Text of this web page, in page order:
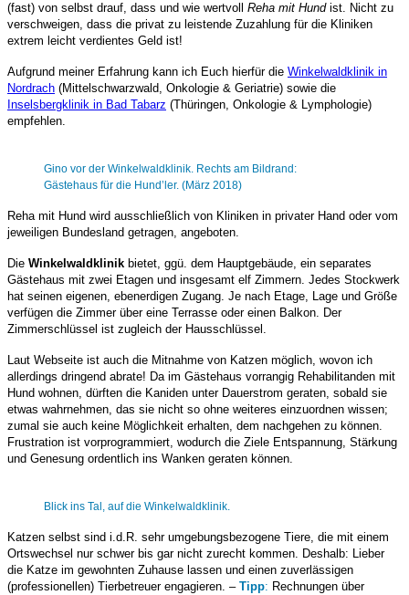
(fast) von selbst drauf, dass und wie wertvoll Reha mit Hundist. Nicht zu
verschweigen, dass die privat zu leistende Zuzahlung für die Kliniken
extrem leicht verdientes Geld ist!
Aufgrund meiner Erfahrung kann ich Euch hierfür die Winkelwaldklinik in
Nordrach (Mittelschwarzwald, Onkologie & Geriatrie) sowie die
Inselsbergklinik in Bad Tabarz (Thüringen, Onkologie & Lymphologie)
empfehlen.
Gino vor der Winkelwaldklinik. Rechts am Bildrand:
Gästehaus für die Hund’ler. (März 2018)
Reha mit Hund wird ausschließlich von Kliniken in privater Hand oder vom
jeweiligen Bundesland getragen, angeboten.
Die Winkelwaldklinik bietet, ggü. dem Hauptgebäude, ein separates
Gästehaus mit zwei Etagen und insgesamt elf Zimmern. Jedes Stockwerk
hat seinen eigenen, ebenerdigen Zugang. Je nach Etage, Lage und Größe
verfügen die Zimmer über eine Terrasse oder einen Balkon. Der
Zimmerschlüssel ist zugleich der Hausschlüssel.
Laut Webseite ist auch die Mitnahme von Katzen möglich, wovon ich
allerdings dringend abrate! Da im Gästehaus vorrangig Rehabilitanden mit
Hund wohnen, dürften die Kaniden unter Dauerstrom geraten, sobald sie
etwas wahrnehmen, das sie nicht so ohne weiteres einzuordnen wissen;
zumal sie auch keine Möglichkeit erhalten, dem nachgehen zu können.
Frustration ist vorprogrammiert, wodurch die Ziele Entspannung, Stärkung
und Genesung ordentlich ins Wanken geraten können.
Blick ins Tal, auf die Winkelwaldklinik.
Katzen selbst sind i.d.R. sehr umgebungsbezogene Tiere, die mit einem
Ortswechsel nur schwer bis gar nicht zurecht kommen. Deshalb: Lieber
die Katze im gewohnten Zuhause lassen und einen zuverlässigen
(professionellen) Tierbetreuer engagieren. – Tipp: Rechnungen über